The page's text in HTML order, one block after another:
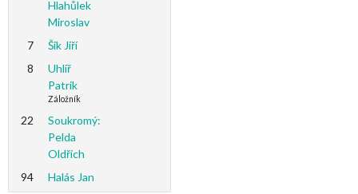
Hlahůlek
Miroslav
7
Šik Jiří
8
Uhlíř
Patrik
Záložník
22
Soukromý:
Pelda
Oldřich
94
Halás Jan